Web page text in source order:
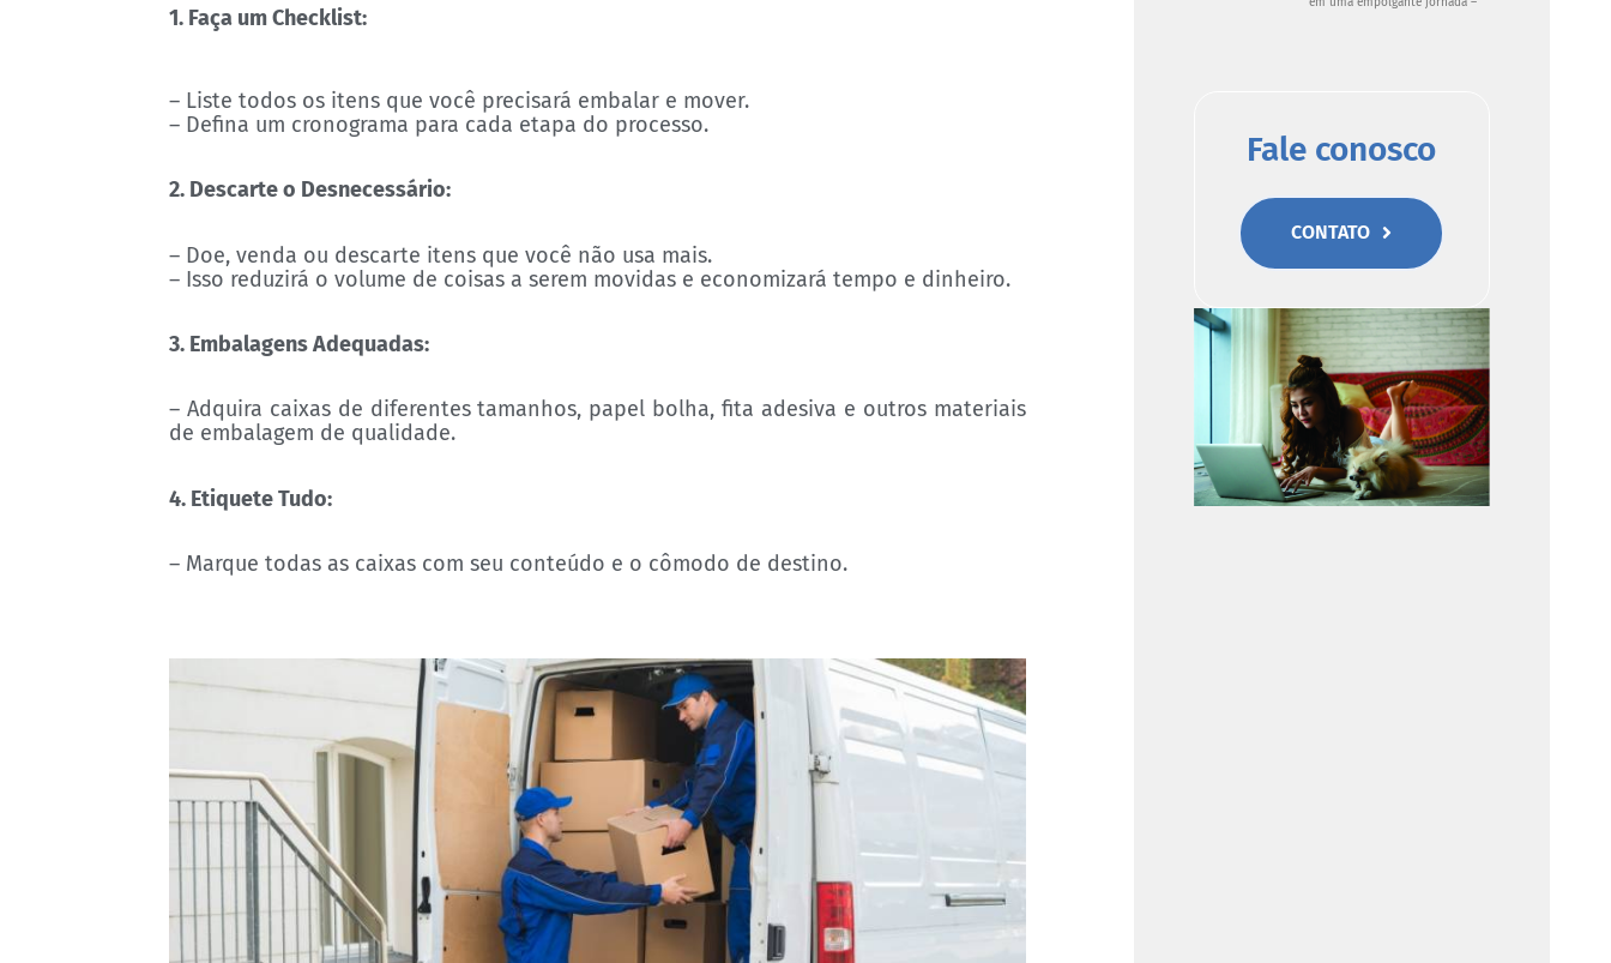
1. Faça um Checklist:
– Liste todos os itens que você precisará embalar e mover.
– Defina um cronograma para cada etapa do processo.
2. Descarte o Desnecessário:
– Doe, venda ou descarte itens que você não usa mais.
– Isso reduzirá o volume de coisas a serem movidas e economizará tempo e dinheiro.
3. Embalagens Adequadas:
– Adquira caixas de diferentes tamanhos, papel bolha, fita adesiva e outros materiais
de embalagem de qualidade.
4. Etiquete Tudo:
– Marque todas as caixas com seu conteúdo e o cômodo de destino.
Fale conosco
CONTATO